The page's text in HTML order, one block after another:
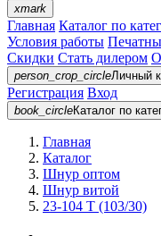
xmark
Главная Каталог по
Условия работы
Скидки Стать дилером
person_crop_circleЛичный
Регистрация Вход
book_circleКаталог по
Главная
Каталог
Шнур оптом
Шнур витой
23-104 T (103/30)